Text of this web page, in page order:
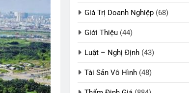
Giá Trị Doanh Nghiệp (68)
Giới Thiệu (44)
Luật – Nghị Định (43)
Tài Sản Vô Hình (48)